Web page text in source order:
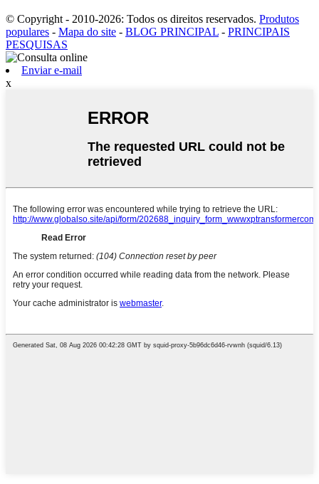
© Copyright - 2010-2026: Todos os direitos reservados. Produtos
populares - Mapa do site - BLOG PRINCIPAL - PRINCIPAIS
PESQUISAS
Enviar e-mail
x